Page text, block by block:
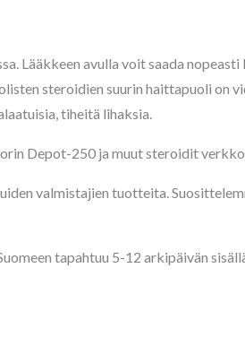
Lääkkeen avulla voit saada
steroidien suurin haittapuoli on
tiheitä lihaksia.
Depot-250 ja muut steroidit
valmistajien tuotteita.
tapahtuu 5-12 arkipäivän